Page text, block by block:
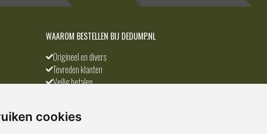
cookies
WAAROM BESTELLEN BIJ DEDUMP.NL
Origineel en divers
Tevreden klanten
Veilig betalen